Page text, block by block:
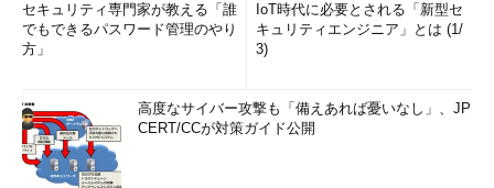
セキュリティ専門家が教える「誰
でもできるパスワード管理のやり
方」
IoT時代に必要とされる「新型セ
キュリティエンジニア」とは (1/
3)
高度なサイバー攻撃も「備えあれば憂いなし」、JP
CERT/CCが対策ガイド公開